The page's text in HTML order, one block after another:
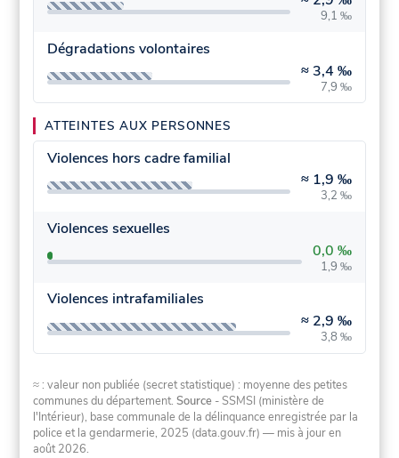
9,1 ‰
Dégradations volontaires
≈ 3,4 ‰
7,9 ‰
ATTEINTES AUX PERSONNES
Violences hors cadre familial
≈ 1,9 ‰
3,2 ‰
Violences sexuelles
0,0 ‰
1,9 ‰
Violences intrafamiliales
≈ 2,9 ‰
3,8 ‰
≈ : valeur non publiée (secret statistique) : moyenne des petites
communes du département.Source - SSMSI (ministère de
l'Intérieur), base communale de la délinquance enregistrée par la
police et la gendarmerie, 2025 (data.gouv.fr) — mis à jour en
août 2026.